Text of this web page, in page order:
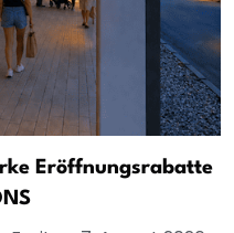
Eröffnungsrabatte